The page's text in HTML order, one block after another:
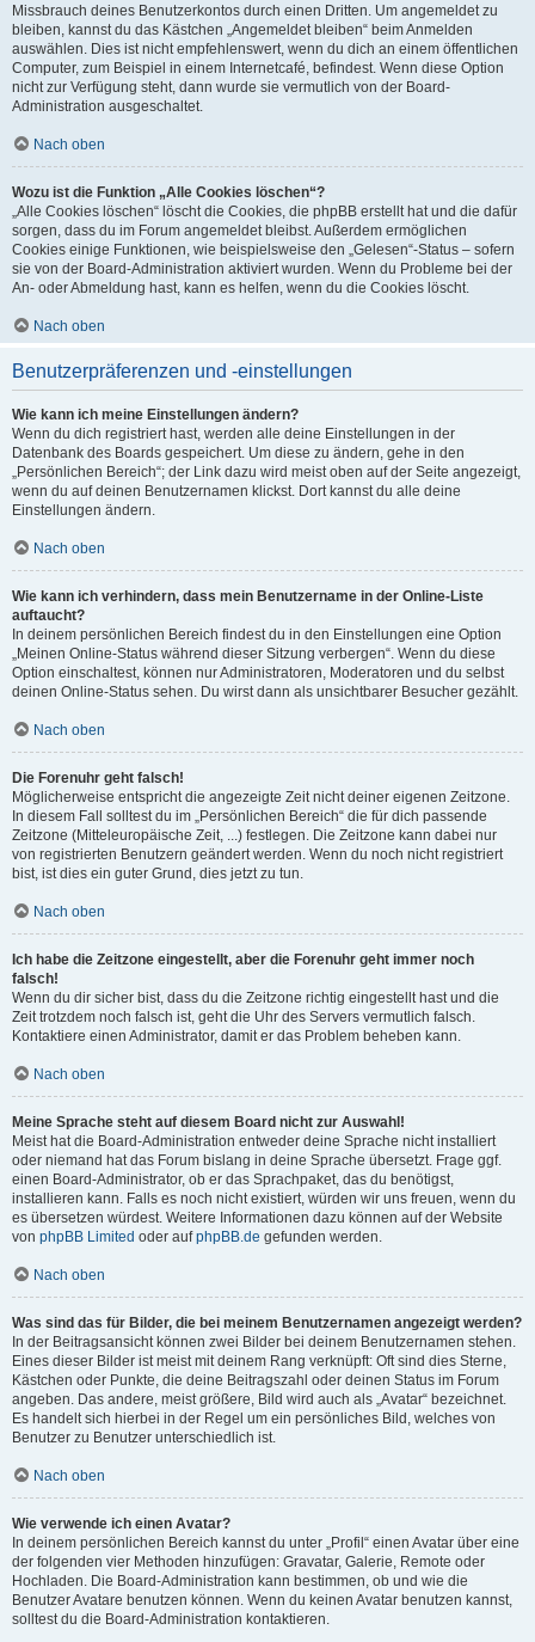
Missbrauch deines Benutzerkontos durch einen Dritten. Um angemeldet zu
bleiben, kannst du das Kästchen „Angemeldet bleiben“ beim Anmelden
auswählen. Dies ist nicht empfehlenswert, wenn du dich an einem öffentlichen
Computer, zum Beispiel in einem Internetcafé, befindest. Wenn diese Option
nicht zur Verfügung steht, dann wurde sie vermutlich von der Board-
Administration ausgeschaltet.
Nach oben
Wozu ist die Funktion „Alle Cookies löschen“?
„Alle Cookies löschen“ löscht die Cookies, die phpBB erstellt hat und die dafür
sorgen, dass du im Forum angemeldet bleibst. Außerdem ermöglichen
Cookies einige Funktionen, wie beispielsweise den „Gelesen“-Status – sofern
sie von der Board-Administration aktiviert wurden. Wenn du Probleme bei der
An- oder Abmeldung hast, kann es helfen, wenn du die Cookies löscht.
Nach oben
Benutzerpräferenzen und -einstellungen
Wie kann ich meine Einstellungen ändern?
Wenn du dich registriert hast, werden alle deine Einstellungen in der
Datenbank des Boards gespeichert. Um diese zu ändern, gehe in den
„Persönlichen Bereich“; der Link dazu wird meist oben auf der Seite angezeigt,
wenn du auf deinen Benutzernamen klickst. Dort kannst du alle deine
Einstellungen ändern.
Nach oben
Wie kann ich verhindern, dass mein Benutzername in der Online-Liste
auftaucht?
In deinem persönlichen Bereich findest du in den Einstellungen eine Option
„Meinen Online-Status während dieser Sitzung verbergen“. Wenn du diese
Option einschaltest, können nur Administratoren, Moderatoren und du selbst
deinen Online-Status sehen. Du wirst dann als unsichtbarer Besucher gezählt.
Nach oben
Die Forenuhr geht falsch!
Möglicherweise entspricht die angezeigte Zeit nicht deiner eigenen Zeitzone.
In diesem Fall solltest du im „Persönlichen Bereich“ die für dich passende
Zeitzone (Mitteleuropäische Zeit, ...) festlegen. Die Zeitzone kann dabei nur
von registrierten Benutzern geändert werden. Wenn du noch nicht registriert
bist, ist dies ein guter Grund, dies jetzt zu tun.
Nach oben
Ich habe die Zeitzone eingestellt, aber die Forenuhr geht immer noch
falsch!
Wenn du dir sicher bist, dass du die Zeitzone richtig eingestellt hast und die
Zeit trotzdem noch falsch ist, geht die Uhr des Servers vermutlich falsch.
Kontaktiere einen Administrator, damit er das Problem beheben kann.
Nach oben
Meine Sprache steht auf diesem Board nicht zur Auswahl!
Meist hat die Board-Administration entweder deine Sprache nicht installiert
oder niemand hat das Forum bislang in deine Sprache übersetzt. Frage ggf.
einen Board-Administrator, ob er das Sprachpaket, das du benötigst,
installieren kann. Falls es noch nicht existiert, würden wir uns freuen, wenn du
es übersetzen würdest. Weitere Informationen dazu können auf der Website
von phpBB Limited oder aufphpBB.de gefunden werden.
Nach oben
Was sind das für Bilder, die bei meinem Benutzernamen angezeigt werden?
In der Beitragsansicht können zwei Bilder bei deinem Benutzernamen stehen.
Eines dieser Bilder ist meist mit deinem Rang verknüpft: Oft sind dies Sterne,
Kästchen oder Punkte, die deine Beitragszahl oder deinen Status im Forum
angeben. Das andere, meist größere, Bild wird auch als „Avatar“ bezeichnet.
Es handelt sich hierbei in der Regel um ein persönliches Bild, welches von
Benutzer zu Benutzer unterschiedlich ist.
Nach oben
Wie verwende ich einen Avatar?
In deinem persönlichen Bereich kannst du unter „Profil“ einen Avatar über eine
der folgenden vier Methoden hinzufügen: Gravatar, Galerie, Remote oder
Hochladen. Die Board-Administration kann bestimmen, ob und wie die
Benutzer Avatare benutzen können. Wenn du keinen Avatar benutzen kannst,
solltest du die Board-Administration kontaktieren.